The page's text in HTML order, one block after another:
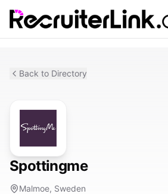
Back to Directory
Spottingme
Malmoe, Sweden